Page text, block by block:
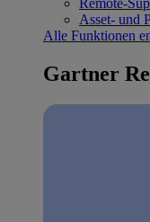
Remote-
Asset- und
Alle Funktionen
Gartner